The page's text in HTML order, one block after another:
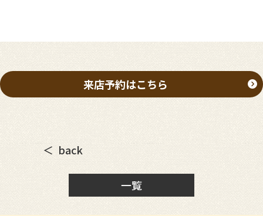
来店予約はこちら
back
一覧